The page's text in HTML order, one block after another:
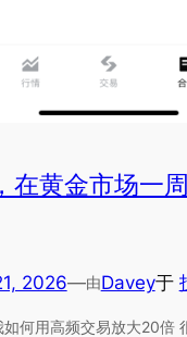
在黄金市场一
2026—由Davey于
如何用高频交易放大20倍